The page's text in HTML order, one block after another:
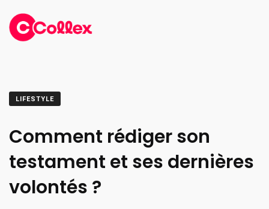
LIFESTYLE
Comment rédiger son
testament et ses dernières
volontés ?